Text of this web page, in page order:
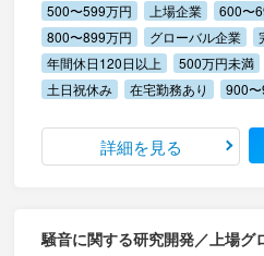
500〜599万円 上場企業 600〜
800〜899万円
グローバル企業
年間休日120日以上
500万円未満
土日祝休み
在宅勤務あり 900
詳細を見る
騒音に関する研究開発／上場グ